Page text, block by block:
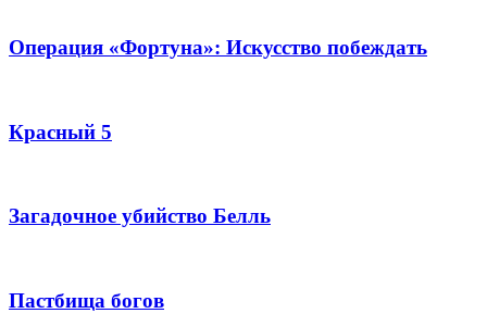
Операция «Фортуна»: Искусство побеждать
Красный 5
Загадочное убийство Белль
Пастбища богов